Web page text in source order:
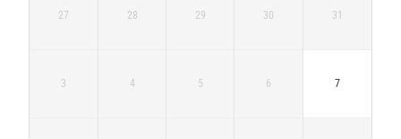
27 28 29 30 31
3 4 5 6 7